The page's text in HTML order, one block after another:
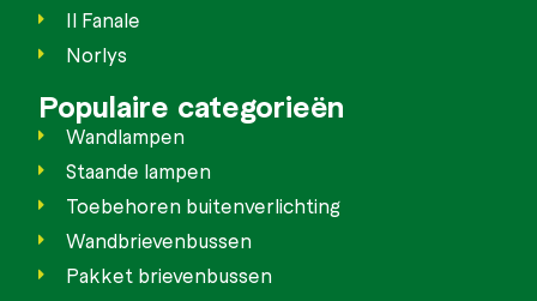
Il Fanale
Norlys
Populaire categorieën
Wandlampen
Staande lampen
Toebehoren buitenverlichting
Wandbrievenbussen
Pakket brievenbussen